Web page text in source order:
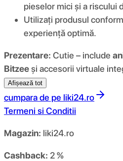
pieselor mici și a riscului
Utilizați produsul
experiență optimă.
Prezentare: Cutie – include
Bitzeeși accesorii virtuale
Afișează tot
cumpara de pe liki24.ro
Termeni si Conditii
Magazin: liki24.ro
Cashback: 2 %